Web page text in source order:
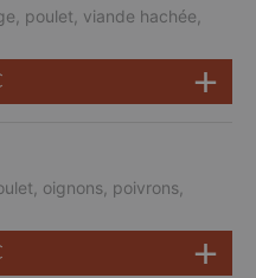
poulet, viande hachée,
oignons, poivrons,